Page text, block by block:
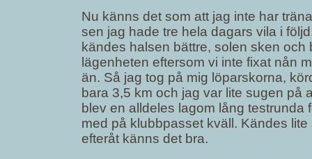
Nu känns det som att jag inte har
sen jag hade tre hela dagars vila i
kändes halsen bättre, solen sken
lägenheten eftersom vi inte fixat nån
än. Så jag tog på mig löparskorna,
bara 3,5 km och jag var lite sugen på
blev en alldeles lagom lång testrunda
med på klubbpasset kväll. Kändes
efteråt känns det bra.